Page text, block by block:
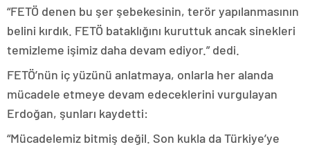
“FETÖ denen bu şer şebekesinin, terör yapılanmasının
belini kırdık. FETÖ bataklığını kuruttuk ancak sinekleri
temizleme işimiz daha devam ediyor.” dedi.
FETÖ’nün iç yüzünü anlatmaya, onlarla her alanda
mücadele etmeye devam edeceklerini vurgulayan
Erdoğan, şunları kaydetti:
“Mücadelemiz bitmiş değil. Son kukla da Türkiye’ye